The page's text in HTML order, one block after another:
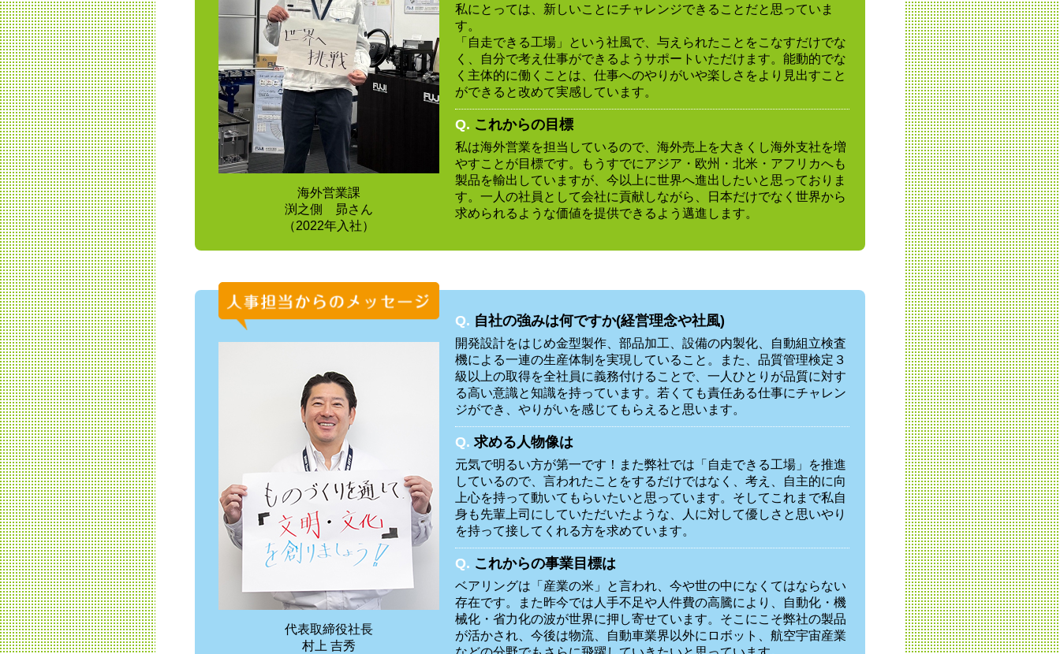
海外営業課
渕之側 昴さん
（2022年入社）
私にとっては、新しいことにチャレンジできることだと思っていま
す。
「自走できる工場」という社風で、与えられたことをこなすだけでな
く、自分で考え仕事ができるようサポートいただけます。能動的でな
く主体的に働くことは、仕事へのやりがいや楽しさをより見出すこと
ができると改めて実感しています。
Q. これからの目標
私は海外営業を担当しているので、海外売上を大きくし海外支社を増
やすことが目標です。もうすでにアジア・欧州・北米・アフリカへも
製品を輸出していますが、今以上に世界へ進出したいと思っておりま
す。一人の社員として会社に貢献しながら、日本だけでなく世界から
求められるような価値を提供できるよう邁進します。
代表取締役社長
村上 吉秀
Q. 自社の強みは何ですか(経営理念や社風)
開発設計をはじめ金型製作、部品加工、設備の内製化、自動組立検査
機による一連の生産体制を実現していること。また、品質管理検定３
級以上の取得を全社員に義務付けることで、一人ひとりが品質に対す
る高い意識と知識を持っています。若くても責任ある仕事にチャレン
ジができ、やりがいを感じてもらえると思います。
Q. 求める人物像は
元気で明るい方が第一です！また弊社では「自走できる工場」を推進
しているので、言われたことをするだけではなく、考え、自主的に向
上心を持って動いてもらいたいと思っています。そしてこれまで私自
身も先輩上司にしていただいたような、人に対して優しさと思いやり
を持って接してくれる方を求めています。
Q. これからの事業目標は
ベアリングは「産業の米」と言われ、今や世の中になくてはならない
存在です。また昨今では人手不足や人件費の高騰により、自動化・機
械化・省力化の波が世界に押し寄せています。そこにこそ弊社の製品
が活かされ、今後は物流、自動車業界以外にロボット、航空宇宙産業